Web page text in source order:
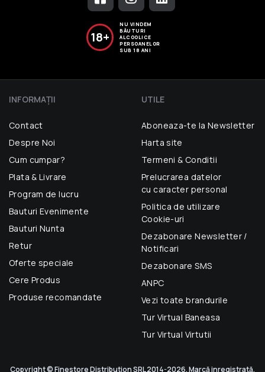
18+
NU VINDEM
BĂUTURI
ALCOOLICE
PERSOANELOR
SUB 18 ANI
INFORMAŢII
Contact
Despre Noi
Cum cumpar?
Plata & Livrare
Program de lucru
Bauturi Evenimente
Bauturi Nunta
Retur
Oferte speciale
Cere Produs
Produse recomandate
UTILE
Aboneaza-te la Newsletter
Harta site
Termeni & Conditii
Prelucrarea datelor
cu caracter personal
Politica de utilizare
Cookie-uri
Dezabonare Newsletter /
Notificari
Dezabonare SMS
ANPC
Vezi toate brandurile
Tur Virtual Baneasa
Tur Virtual Virtutii
Copyright © Finestore Distribution SRL 2014-2026. Marcă inregistrată.